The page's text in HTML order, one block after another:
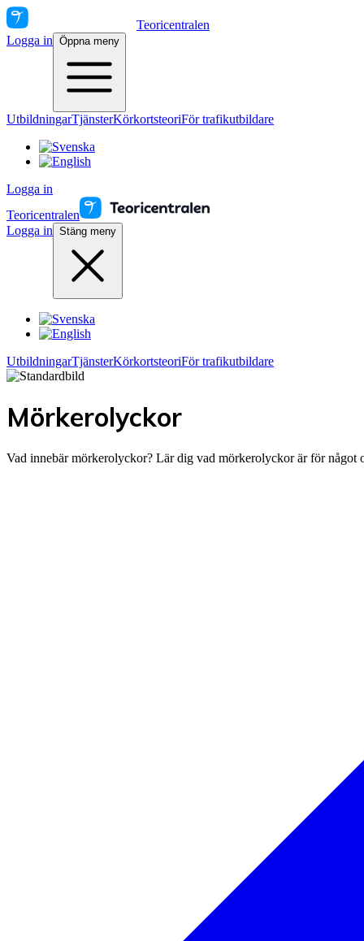
Teoricentralen
Logga in Öppna meny
UtbildningarTjänsterKörkortsteoriFör trafikutbildare
Logga in
Teoricentralen
Logga in Stäng meny
UtbildningarTjänsterKörkortsteoriFör trafikutbildare
Mörkerolyckor
Vad innebär mörkerolyckor? Lär dig vad mörkerolyckor är för något